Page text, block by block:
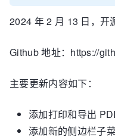
2024 年 2 月 13 日，开
Github 地址：https://
主要更新内容如下：
添加打印和导出
添加新的侧边栏子